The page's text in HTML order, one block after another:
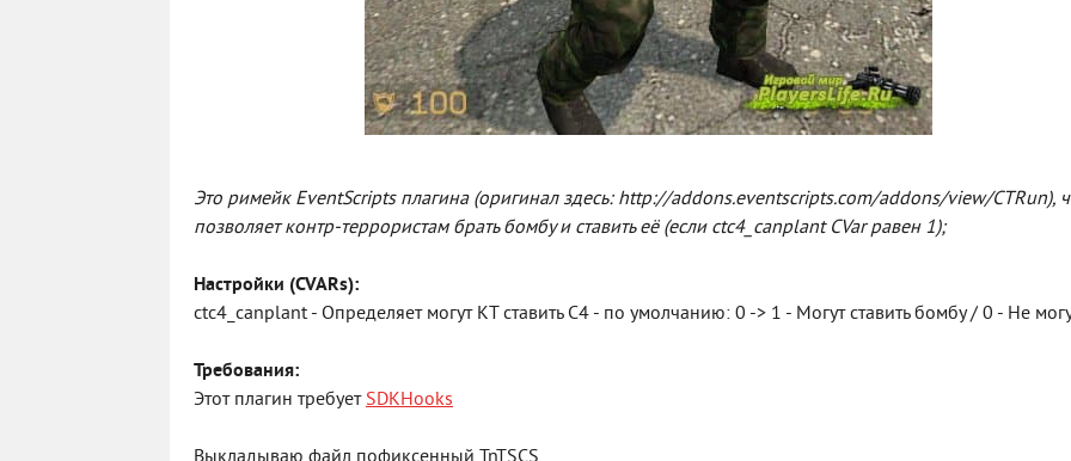
Это римейк EventScripts плагина (оригинал здесь: http://addons.eventscripts.com/addons/view/CTRun),
позволяет контр-террористам брать бомбу и ставить её (если ctc4_canplant CVar равен 1);
Настройки (CVARs):
ctc4_canplant - Определяет могут КТ ставить C4 - по умолчанию: 0 -> 1 - Могут ставить бомбу / 0 - Не
Требования:
Этот плагин требуетSDKHooks